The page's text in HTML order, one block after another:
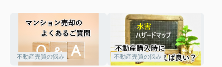
不動産売買の悩み 不動産売買の悩み